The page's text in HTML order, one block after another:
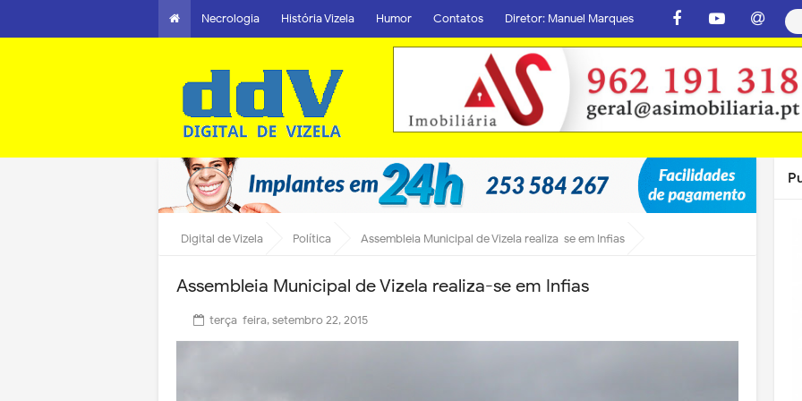
Necrologia História Vizela Humor Contatos Diretor: Manuel Marques
Digital de Vizela Política Assembleia Municipal de Vizela realiza-se em Infias
Assembleia Municipal de Vizela realiza-se em Infias
terça-feira, setembro 22, 2015